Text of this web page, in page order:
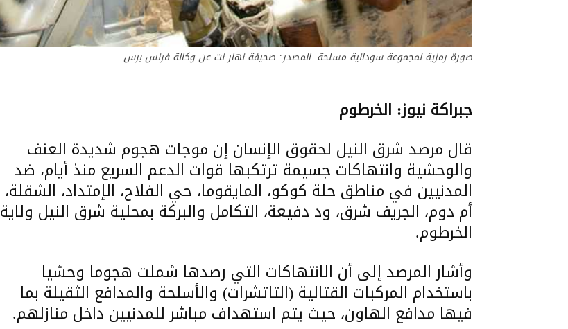
صورة رمزية لمجموعة سودانية مسلحة. المصدر: صحيفة نهار نت عن وكالة فرنس برس
جبراكة نيوز: الخرطوم
قال مرصد شرق النيل لحقوق الإنسان إن موجات هجوم شديدة العنف
والوحشية وانتهاكات جسيمة ترتكبها قوات الدعم السريع منذ أيام، ضد
المدنيين في مناطق حلة كوكو، المايقوما، حي الفلاح، الإمتداد، الشقلة،
أم دوم، الجريف شرق، ود دفيعة، التكامل والبركة بمحلية شرق النيل ولاية
الخرطوم.
وأشار المرصد إلى أن الانتهاكات التي رصدها شملت هجوما وحشيا
باستخدام المركبات القتالية (التاتشرات) والأسلحة والمدافع الثقيلة بما
فيها مدافع الهاون، حيث يتم استهداف مباشر للمدنيين داخل منازلهم.